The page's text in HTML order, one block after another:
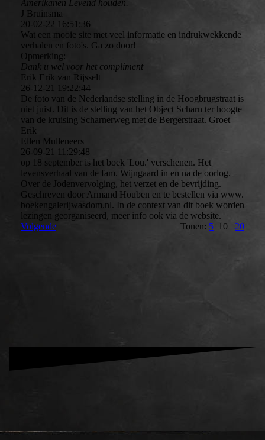
Amerikanen Levend houden.
J Bruinsma
20-02-22 16:51:36
Wat een mooie site met veel informatie en indrukwekkende
verhalen en foto's. Ga zo door!
Opmerking:
Dank u wel voor het compliment
Erik Erik van Rijsselt
26-12-21
19:22:44
De foto van de Nederlandse stelling in de Hoogbrugstraat is
niet juist. Dit is de stelling van het Object Scharn ter hoogte
van de kruising Scharnerweg met de Bergerstraat. Groet
Erik
Ellen Mulleneers
26-09-21
11:29:48
op 18 september is het boek 'Lou.' verschenen. Het
levensverhaal van de fam. Wijngaard in en na de oorlog.
Over de Jodenvervolging, het verzet en de bevrijding.
Geschreven door Armand Houben en te bestellen via www.
boekengalerijwasdom.nl. In de context van dit boek worden
lezingen georganiseerd, meer info ook via de website.
Volgende
Tonen: 5 10 20